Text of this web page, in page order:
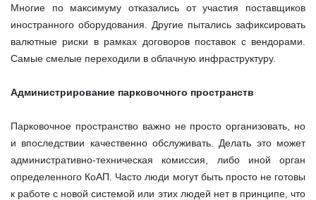
Многие по максимуму отказались от участия поставщиков
иностранного оборудования. Другие пытались зафиксировать
валютные риски в рамках договоров поставок с вендорами.
Самые смелые переходили в облачную инфраструктуру.
Администрирование парковочного пространств
Парковочное пространство важно не просто организовать, но
и впоследствии качественно обслуживать. Делать это может
административно-техническая комиссия, либо иной орган
определенного КоАП. Часто люди могут быть просто не готовы
к работе с новой системой или этих людей нет в принципе, что